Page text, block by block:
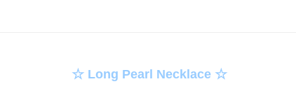
☆ Long Pearl Necklace ☆